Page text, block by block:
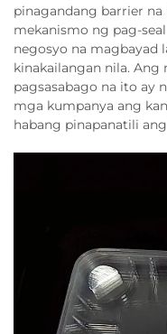
pinagandang barrier
mekanismo ng pag-
negosyo na magbayad
kinakailangan nila. Ang
pagsasabago na ito ay
mga kumpanya ang
habang pinapanatili